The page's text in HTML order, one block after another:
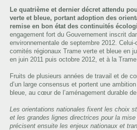
Le quatrième et dernier décret attendu
verte et bleue, portant adoption des
remise en bon état des continuités
engagement fort du Gouvernement inscrit
environnementale de septembre 2012.
comités régionaux Trame verte et bleue en
en juin 2011 puis octobre 2012, et à la
Fruits de plusieurs années de travail et de
d’un large consensus et portent une
bleue, au cœur de l’aménagement durable
Les orientations nationales fixent les choix
et les grandes lignes directrices pour la
précisent ensuite les enjeux nationaux et